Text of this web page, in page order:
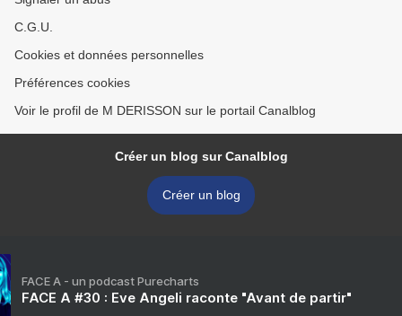
C.G.U.
Cookies et données personnelles
Préférences cookies
Voir le profil de M DERISSON sur le portail Canalblog
Créer un blog sur Canalblog
Créer un blog
FACE A - un podcast Purecharts
FACE A #30 : Eve Angeli raconte "Avant de partir"